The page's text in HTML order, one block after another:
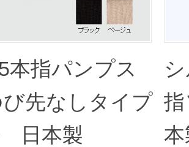
本指パンプス
先なしタイプ
日本製